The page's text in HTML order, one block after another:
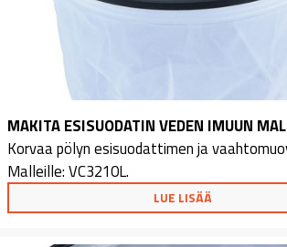
Korvaa pölyn esisuodattimen ja
Malleille: VC3210L.
LUE LISÄÄ